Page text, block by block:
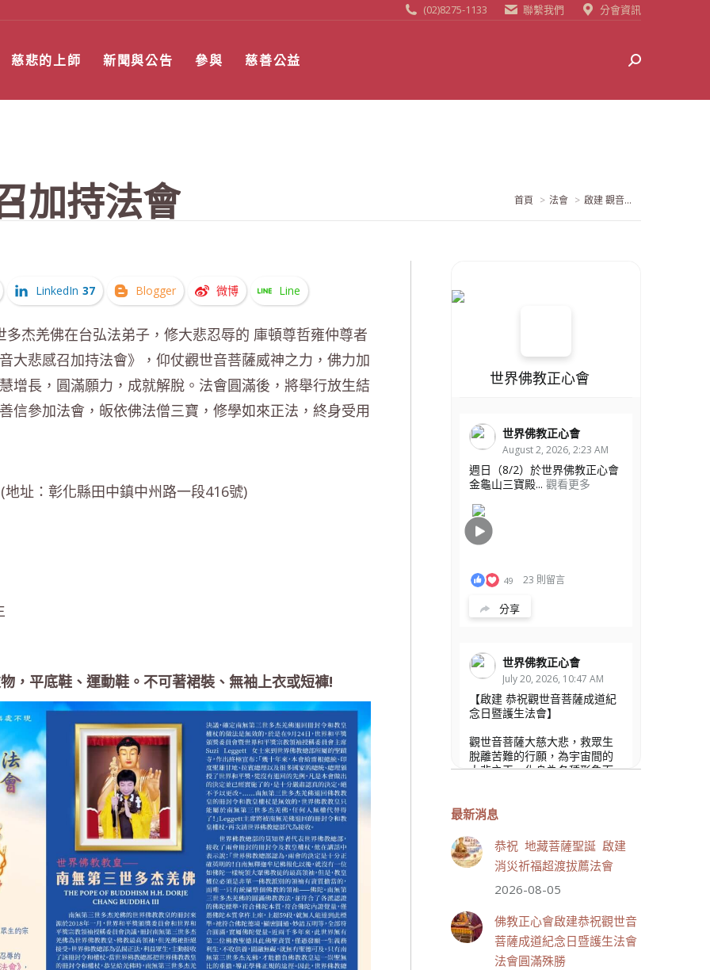
(02)8275-1133 聯繫我們 分會資訊
慈悲的上師 新聞與公告 參與 慈善公益 Search:
加持法會 當前位置:
首頁 法會 啟建 觀音...
LinkedIn 37 Blogger 微博 Line
杰羌佛在台弘法弟子，修大悲忍辱的 庫頓尊哲雍仲尊者
悲感召加持法會》，仰仗觀世音菩薩威神之力，佛力加
增長，圓滿願力，成就解脫。法會圓滿後，將舉行放生結
信參加法會，皈依佛法僧三寶，修學如來正法，終身受用
址：彰化縣田中鎮中州路一段416號)
，平底鞋、運動鞋。不可著裙裝、無袖上衣或短褲!
世界佛教正心會
世界佛教正心會
August 2, 2026, 2:23 AM
週日（8/2）於世界佛教正心會
金龜山三寶殿... 觀看更多
49 23 則留言
分享
世界佛教正心會
July 20, 2026, 10:47 AM
【啟建 恭祝觀世音菩薩成道紀
念日暨護生法會】
觀世音菩薩大慈大悲，救眾生
脫離苦難的行願，為宇宙間的
大悲之王，化身為各種形象而
身，農曆6月19日為觀世音菩薩
文殊院、財神會館、桃園金龜
山三寶殿將在8月1日(星期六)於
金龜山三寶殿聯合啟建「恭祝...
觀看更多
最新消息
恭祝 地藏菩薩聖誕 啟建
消災祈福超渡拔薦法會
2026-08-05
佛教正心會啟建恭祝觀世音
菩薩成道紀念日暨護生法會
法會圓滿殊勝